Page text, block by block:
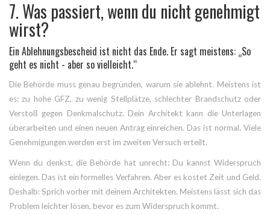
7. Was passiert, wenn du nicht genehmigt
wirst?
Ein Ablehnungsbescheid ist nicht das Ende. Er sagt meistens: „So
geht es nicht - aber so vielleicht.“
Die Behörde muss genau begründen, warum sie ablehnt. Meistens ist
es: zu hohe GFZ, zu wenig Stellplätze, schlechter Brandschutz oder
Verstoß gegen Denkmalschutz. Dein Architekt kann die Unterlagen
überarbeiten und einen neuen Antrag einreichen. Das ist normal. Viele
Genehmigungen werden erst im zweiten Versuch erteilt.
Wenn du denkst, die Behörde hat unrecht: Du kannst Widerspruch
einlegen. Das ist ein formelles Verfahren. Aber es kostet Zeit und Geld.
Deshalb: Sprich vorher mit deinem Architekten. Meistens lässt sich das
Problem leichter lösen, bevor es zum Widerspruch kommt.